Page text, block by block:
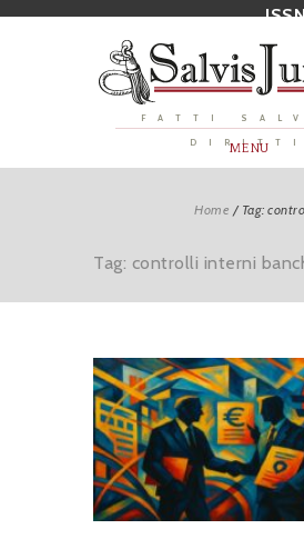
FATTI
DIRITTI
MENU
Home / Tag:
Tag: controlli interni